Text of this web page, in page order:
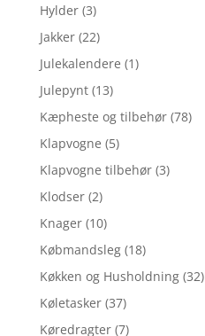
Hylder (3)
Jakker (22)
Julekalendere (1)
Julepynt (13)
Kæpheste og tilbehør (78)
Klapvogne (5)
Klapvogne tilbehør (3)
Klodser (2)
Knager (10)
Købmandsleg (18)
Køkken og Husholdning (32)
Køletasker (37)
Køredragter (7)